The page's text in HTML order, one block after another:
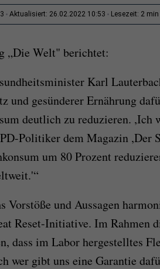
Aktualisiert: 26.02.2022 10:53 Lesezeit: 2 min
„Die Welt" berichtet:
Karl
und gesünderer Ernährung
deutlich zu reduzieren. ,Ich
Politiker dem Magazin
um 80 Prozent
Vorstöße und Aussagen
Reset-Initiative. Im Rahmen
dass im Labor hergestelltes
wer gibt uns eine Garantie